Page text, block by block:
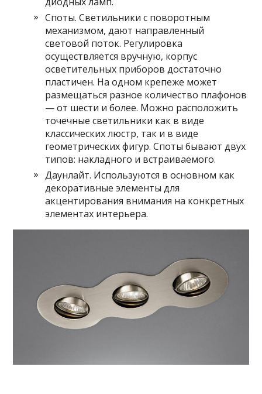
Споты. Светильники с поворотным
механизмом, дают направленный
световой поток. Регулировка
осуществляется вручную, корпус
осветительных приборов достаточно
пластичен. На одном крепеже может
размещаться разное количество плафонов
— от шести и более. Можно расположить
точечные светильники как в виде
классических люстр, так и в виде
геометрических фигур. Споты бывают двух
типов: накладного и встраиваемого.
Даунлайт. Используются в основном как
декоративные элементы для
акцентирования внимания на конкретных
элементах интерьера.